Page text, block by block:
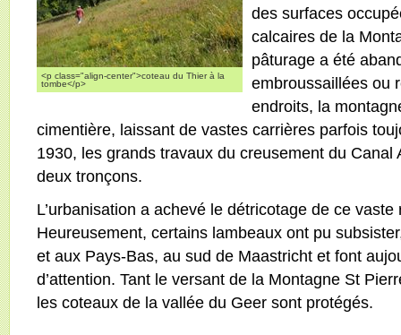
<p class="align-center">coteau du Thier à la
tombe</p>
des surfaces
calcaires de la
pâturage a été
embroussaillées ou
endroits, la
cimentière, laissant de vastes carrières parfois
1930, les grands travaux du creusement du
deux tronçons.
L’urbanisation a achevé le détricotage de ce
Heureusement, certains lambeaux ont pu
et aux Pays-Bas, au sud de Maastricht et font
d’attention. Tant le versant de la Montagne St
les coteaux de la vallée du Geer sont protégés.